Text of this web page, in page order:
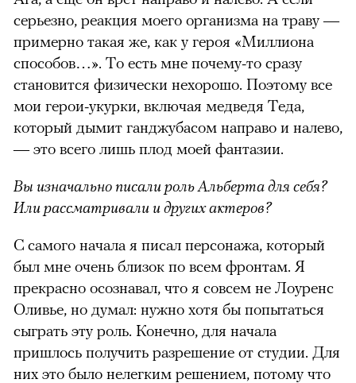
серьезно, реакция моего организма на траву —
примерно такая же, как у героя «Миллиона
способов…». То есть мне почему-то сразу
становится физически нехорошо. Поэтому все
мои герои-укурки, включая медведя Теда,
который дымит ганджубасом направо и налево,
— это всего лишь плод моей фантазии.
Вы изначально писали роль Альберта для себя?
Или рассматривали и других актеров?
С самого начала я писал персонажа, который
был мне очень близок по всем фронтам. Я
прекрасно осознавал, что я совсем не Лоуренс
Оливье, но думал: нужно хотя бы попытаться
сыграть эту роль. Конечно, для начала
пришлось получить разрешение от студии. Для
них это было нелегким решением, потому что